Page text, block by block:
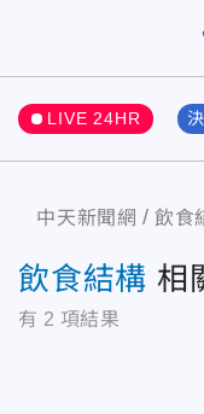
LIVE 24HR
中天新聞網 飲食
飲食結構 相
有 2 項結果